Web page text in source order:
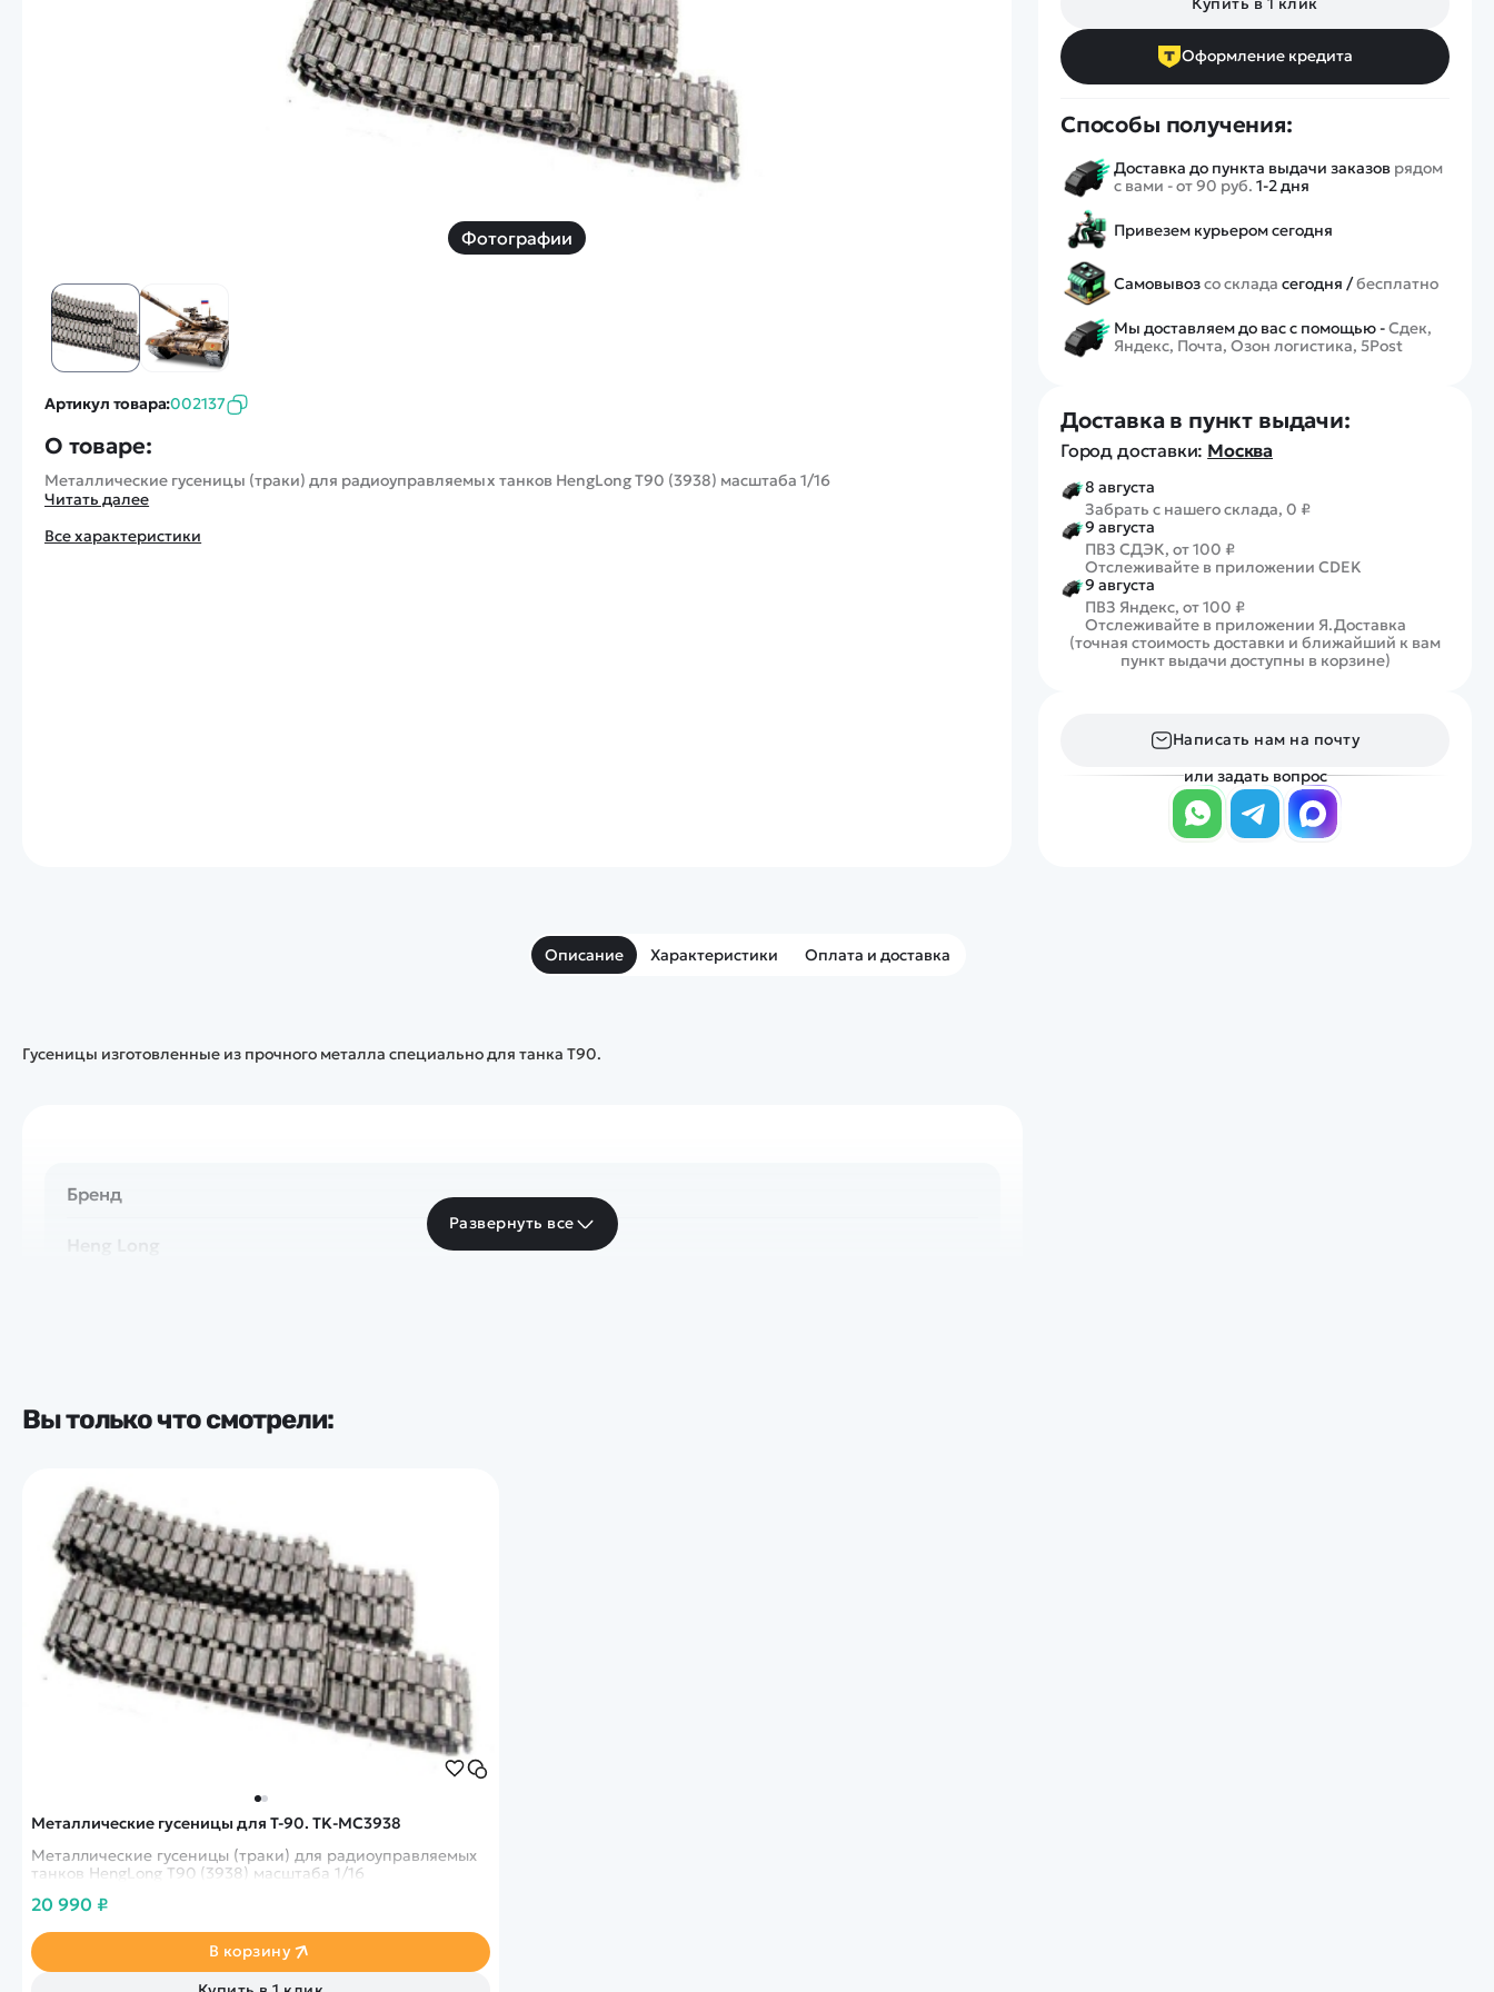
Дроны с 4k камерой
Скоростной катер
Вертолетик для детей ну пульте
Скидки
Фотографии
Артикул товара:002137
О товаре:
Металлические гусеницы (траки) для радиоуправляемых танков HengLong Т90 (3938) масштаба 1/16
Читать далее
Все характеристики
Оформление кредита
Способы получения:
Доставка до пункта выдачи заказов рядом
с вами - от 90 руб. 1-2 дня
Привезем курьером сегодня
Самовывозсо склада сегодня /бесплатно
Мы доставляем до вас с помощью -Сдек,
Яндекс, Почта, Озон логистика, 5Post
Доставка в пункт выдачи:
Город доставки: Москва
8 августа
Забрать с нашего склада, 0 ₽
9 августа
ПВЗ СДЭК, от 100 ₽
Отслеживайте в приложении CDEK
9 августа
ПВЗ Яндекс, от 100 ₽
Отслеживайте в приложении Я.Доставка
(точная стоимость доставки и ближайший к вам
пункт выдачи доступны в корзине)
Написать нам на почту
или задать вопрос
Описание Характеристики Оплата и доставка
Гусеницы изготовленные из прочного металла специально для танка T90.
Бренд
Heng Long
Развернуть все
Вы только что смотрели:
Металлические гусеницы для T-90. TK-MC3938
Металлические гусеницы (траки) для радиоуправляемых
танков HengLong Т90 (3938) масштаба 1/16
20 990 ₽
В корзину
Заказать звонок
Наши соцсети:
Спецтехника
Конструкторы